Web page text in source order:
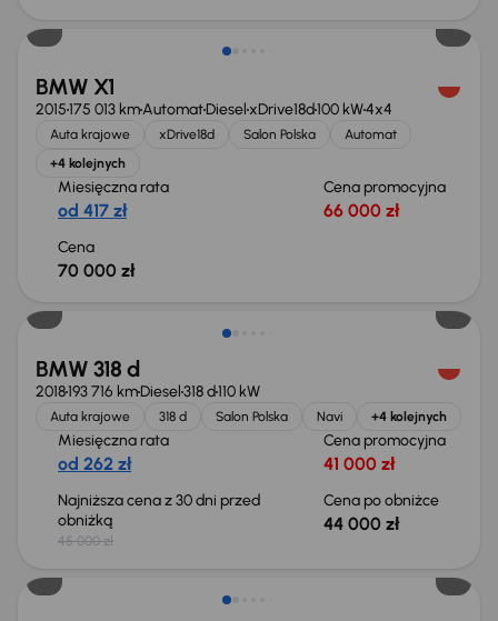
BMW X1
2015175 013 kmAutomatDiesel xDrive18d100 kW4x4
Auta krajowe xDrive18d Salon Polska
Automat
+4 kolejnych
Miesięczna rata
od 417 zł
Cena promocyjna
66 000 zł
Cena
70 000 zł
BMW 318 d
2018193 716 kmDiesel318 d110 kW
Auta krajowe 318 d Salon Polska Navi +4 kolejnych
Miesięczna rata
od 262 zł
Cena promocyjna
41 000 zł
Najniższa cena z 30 dni przed
obniżką
45 000 zł
Cena po obniżce
44 000 zł